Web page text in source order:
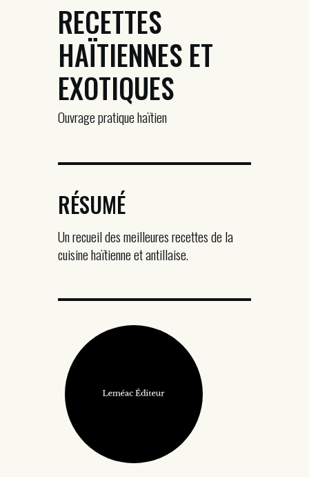
RECETTES
HAÏTIENNES ET
EXOTIQUES
Ouvrage pratique haïtien
RÉSUMÉ
Un recueil des meilleures recettes de la
cuisine haïtienne et antillaise.